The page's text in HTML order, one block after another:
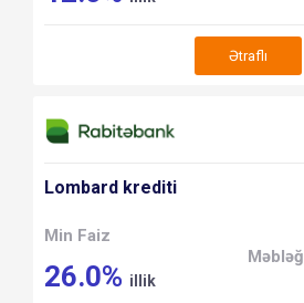
Ətraflı
Lombard krediti
Min Faiz
26.0% illik
Məbləğ